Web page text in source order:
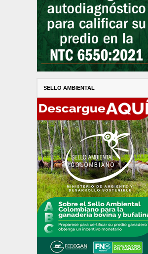
SELLO AMBIENTAL